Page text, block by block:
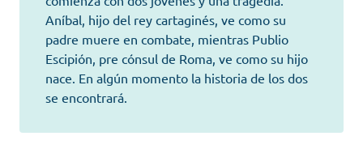
Aníbal, hijo del rey cartaginés, ve como su
padre muere en combate, mientras Publio
Escipión, pre cónsul de Roma, ve como su hijo
nace. En algún momento la historia de los dos
se encontrará.